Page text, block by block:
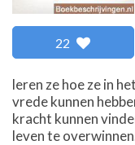
22
leren ze hoe ze in
vrede kunnen
kracht kunnen
leven te